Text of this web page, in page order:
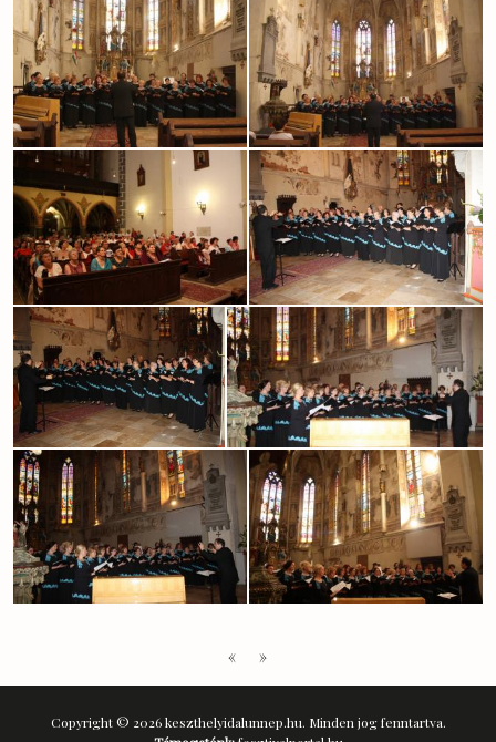
« »
Copyright © 2026 keszthelyidalunnep.hu. Minden jog fenntartva.